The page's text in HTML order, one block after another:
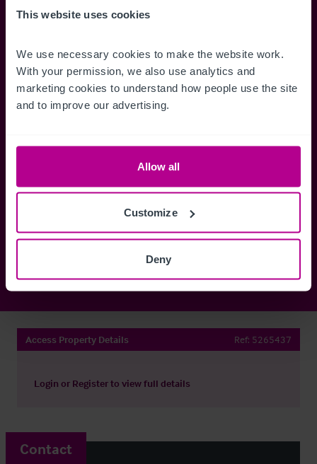
This website uses cookies
We use necessary cookies to make the website work.
With your permission, we also use analytics and
marketing cookies to understand how people use the site
and to improve our advertising.
Allow all
Customize
Deny
Accédez à des informations
des visites, des brochures et bien
plus encore.
des alertes.
Vous avez déjà un compte?
Connectez-vous maintenant
Access Property Details Ref: 5265437
Login or Registerto view full details
Contact